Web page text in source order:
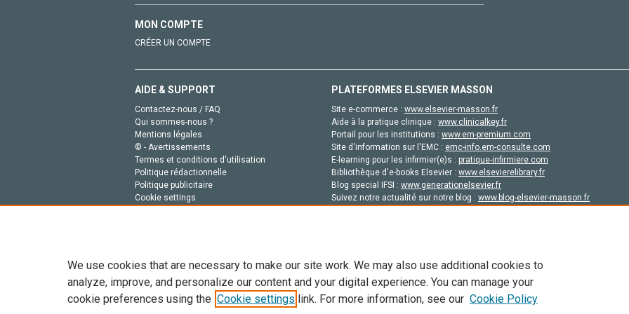
MON COMPTE
CRÉER UN COMPTE
AIDE & SUPPORT
Contactez-nous / FAQ
Qui sommes-nous ?
Mentions légales
© - Avertissements
Termes et conditions d'utilisation
Politique rédactionnelle
Politique publicitaire
Cookie settings
PLATEFORMES ELSEVIER MASSON
Site e-commerce : www.elsevier-masson.fr
Aide à la pratique clinique : www.clinicalkey.fr
Portail pour les institutions : www.em-premium.com
Site d'information sur l'EMC : emc-info.em-consulte.com
E-learning pour les infirmier(e)s : pratique-infirmiere.com
Bibliothèque d'e-books Elsevier : www.elsevierelibrary.fr
Blog special IFSI : www.generationelsevier.fr
Suivez notre actualité sur notre blog : www.blog-elsevier-masson.fr
Tout le contenu de ce site: Copyright © 2026 Elsevier, ses concédants de licence et ses contributeurs. Tout les droits sont réservés,
de données, a la formation en IA et aux technologies similaires. Pour tout contenu en libre accès, les conditions de licence
We use cookies that are necessary to make our site work. We may also use additional cookies to
analyze, improve, and personalize our content and your digital experience. You can manage your
cookie preferences using the Cookie settings link. For more information, see our Cookie Policy